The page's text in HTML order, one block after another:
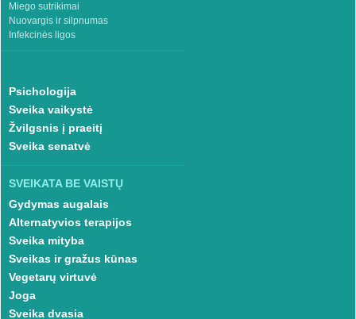
Miego sutrikimai
Nuovargis ir silpnumas
Infekcinės ligos
Psichologija
Sveika vaikystė
Žvilgsnis į praeitį
Sveika senatvė
SVEIKATA BE VAISTŲ
Gydymas augalais
Alternatyvios terapijos
Sveika mityba
Sveikas ir gražus kūnas
Vegetarų virtuvė
Joga
Sveika dvasia